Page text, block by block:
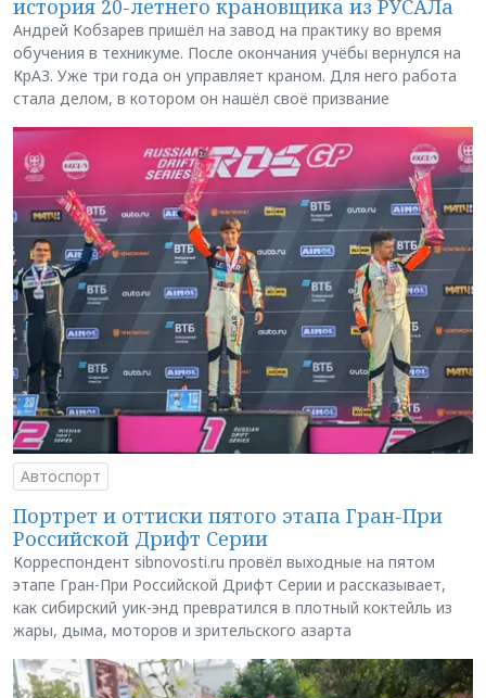
история 20-летнего крановщика из РУСАЛа
Андрей Кобзарев пришёл на завод на практику во время
обучения в техникуме. После окончания учёбы вернулся на
КрАЗ. Уже три года он управляет краном. Для него работа
стала делом, в котором он нашёл своё призвание
Автоспорт
Портрет и оттиски пятого этапа Гран-При
Российской Дрифт Серии
Корреспондент sibnovosti.ru провёл выходные на пятом
этапе Гран-При Российской Дрифт Серии и рассказывает,
как сибирский уик-энд превратился в плотный коктейль из
жары, дыма, моторов и зрительского азарта